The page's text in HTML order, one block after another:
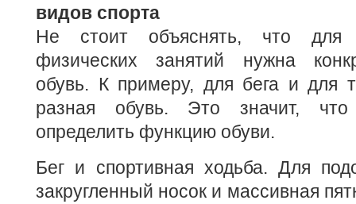
видов спорта
Не стоит объяснять, что для
физических занятий нужна
обувь. К примеру, для бега и для
разная обувь. Это значит, что
определить функцию обуви.
Бег и спортивная ходьба. Для
закругленный носок и массивная